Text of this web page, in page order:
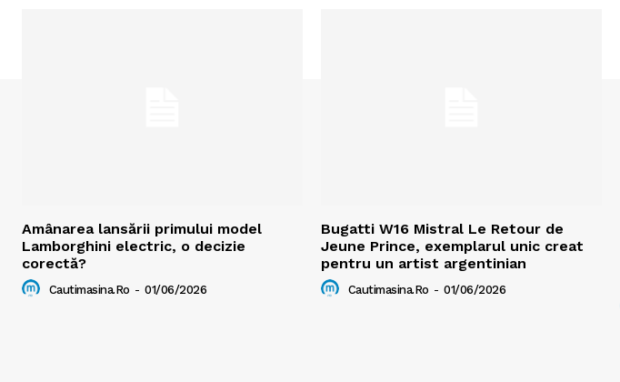
Amânarea lansării primului model
Lamborghini electric, o decizie
corectă?
Cautimasina.ro - 01/06/2026
Bugatti W16 Mistral Le Retour de
Jeune Prince, exemplarul unic creat
pentru un artist argentinian
Cautimasina.ro - 01/06/2026